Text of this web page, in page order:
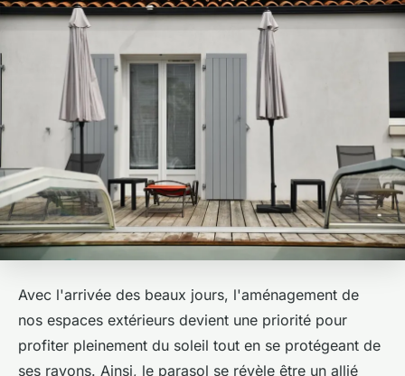
Avec l'arrivée des beaux jours, l'aménagement de
nos espaces extérieurs devient une priorité pour
profiter pleinement du soleil tout en se protégeant de
ses rayons. Ainsi, le parasol se révèle être un allié